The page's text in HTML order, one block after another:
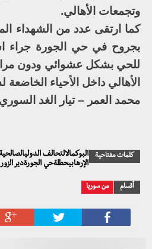
وتجمعات الأهالي.
كما ارتقى عدد من الشهداء
بجروح في حي الجورة جراء
للحي بشكل عشوائي ودون
الأهالي داخل الأحياء
محمد العمر – تيار الغد السوري
كلمات مفتاحية
البوكمالالتحالف
الإرهابيحطلةحي الجورةدير الزور
أقسام من سوريا